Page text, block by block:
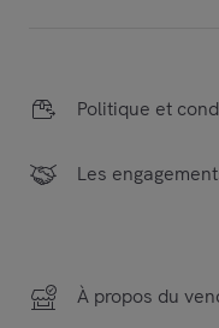
Politique et
Les
À propos du